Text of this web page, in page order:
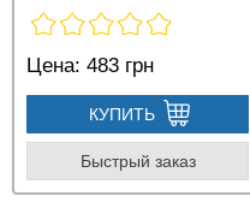
Цена: 483 грн
КУПИТЬ
Быстрый заказ